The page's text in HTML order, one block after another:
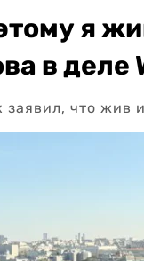
я
в деле
заявил, что жив